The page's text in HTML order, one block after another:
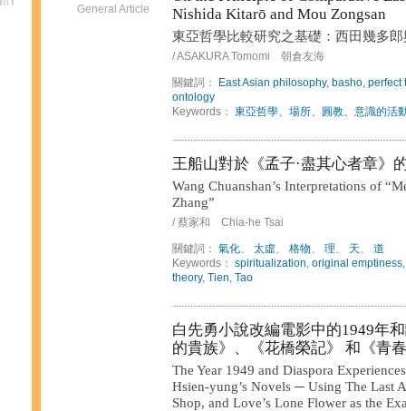
General Article
Nishida Kitarō and Mou Zongsan
東亞哲學比較研究之基礎：西田幾多
/ ASAKURA Tomomi 朝倉友海
關鍵詞：
East Asian philosophy, basho,
ontology
Keywords： 東亞哲學、場所、圓教、意識的活
王船山對於《孟子·盡其心者章》
Wang Chuanshan’s Interpretations of
Zhang”
/ 蔡家和 Chia-he Tsai
關鍵詞： 氣化、 太虛、 格物、 理、 天、 道
Keywords： spiritualization, original emptiness
theory, Tien, Tao
白先勇小說改編電影中的1949年
的貴族》、《花橋榮記》 和《青
The Year 1949 and Diaspora
Hsien-yung’s Novels ─ Using The Last
Shop, and Love’s Lone Flower as the